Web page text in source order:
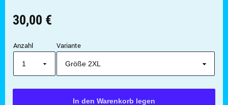
30,00 €
Anzahl Variante
✖